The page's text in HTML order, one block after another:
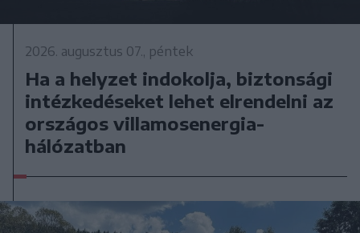
2026. augusztus 07., péntek
Ha a helyzet indokolja, biztonsági
intézkedéseket lehet elrendelni az
országos villamosenergia-
hálózatban